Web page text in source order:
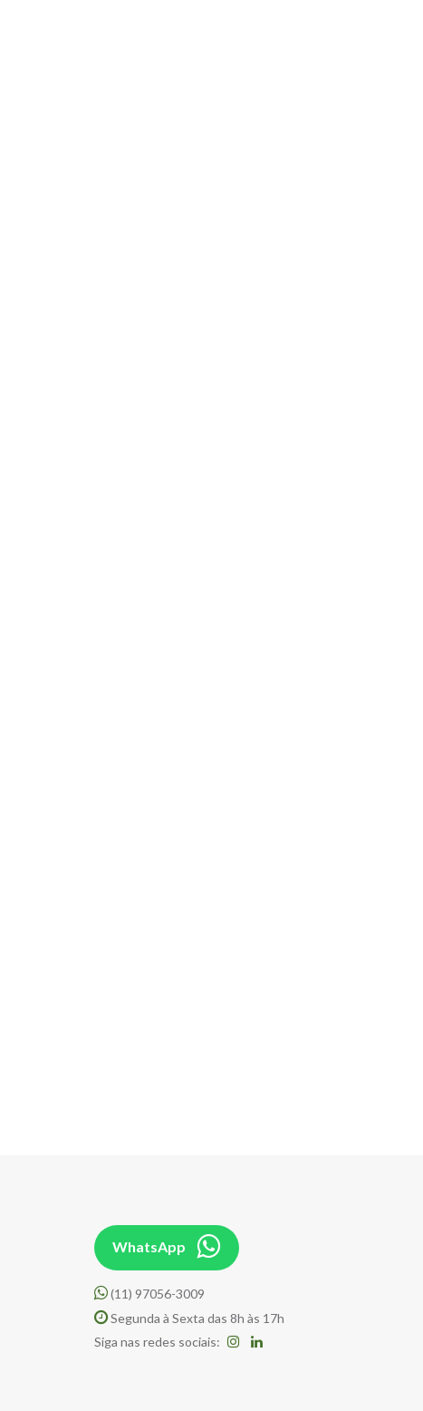
WhatsApp
(11) 97056-3009
Segunda à Sexta das 8h às 17h
Siga nas redes sociais: